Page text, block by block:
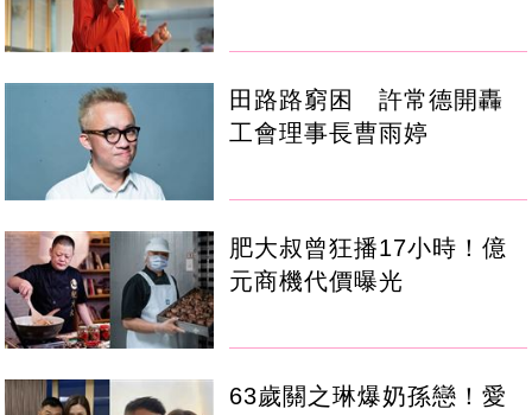
田路路窮困 許常德開轟
工會理事長曹雨婷
肥大叔曾狂播17小時！億
元商機代價曝光
63歲關之琳爆奶孫戀！愛